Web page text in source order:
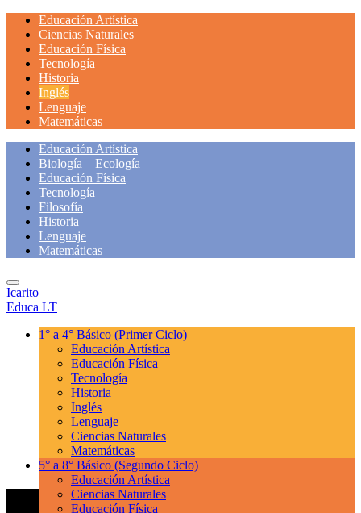
Educación Artística
Ciencias Naturales
Educación Física
Tecnología
Historia
Inglés
Lenguaje
Matemáticas
Educación Artística
Biología – Ecología
Educación Física
Tecnología
Filosofía
Historia
Lenguaje
Matemáticas
Icarito
Educa LT
1° a 4° Básico (Primer Ciclo)
Educación Artística
Educación Física
Tecnología
Historia
Inglés
Lenguaje
Ciencias Naturales
Matemáticas
5° a 8° Básico (Segundo Ciclo)
Educación Artística
Ciencias Naturales
Educación Física